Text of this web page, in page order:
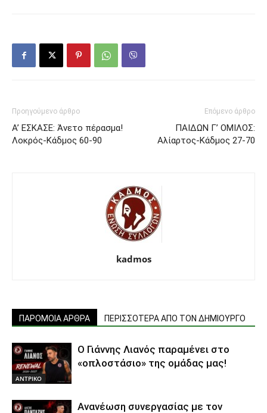
Προηγούμενο άρθρο
Α’ ΕΣΚΑΣΕ: Άνετο πέρασμα!
Λοκρός-Κάδμος 60-90
Επόμενο άρθρο
ΠΑΙΔΩΝ Γ’ ΟΜΙΛΟΣ:
Αλίαρτος-Κάδμος 27-70
kadmos
ΠΑΡΟΜΟΙΑ ΑΡΘΡΑ ΠΕΡΙΣΣΟΤΕΡΑ ΑΠΟ ΤΟΝ ΔΗΜΙΟΥΡΓΟ
ΑΝTΡΙΚΟ
Ο Γιάννης Λιανός παραμένει στο
«οπλοστάσιο» της ομάδας μας!
Ανανέωση συνεργασίας με τον